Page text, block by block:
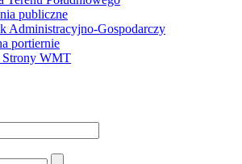
publiczne
Administracyjno-Gospodarczy
portiernie
Strony WMT